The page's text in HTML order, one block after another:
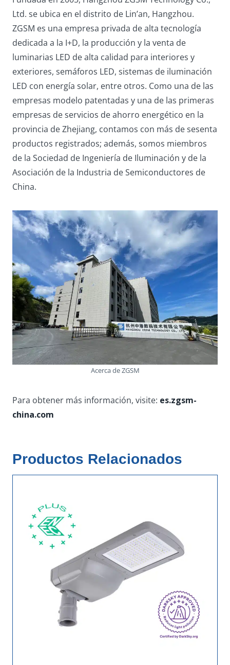
Ltd. se ubica en el distrito de Lin’an, Hangzhou.
ZGSM es una empresa privada de alta tecnología
dedicada a la I+D, la producción y la venta de
luminarias LED de alta calidad para interiores y
exteriores, semáforos LED, sistemas de iluminación
LED con energía solar, entre otros. Como una de las
empresas modelo patentadas y una de las primeras
empresas de servicios de ahorro energético en la
provincia de Zhejiang, contamos con más de sesenta
productos registrados; además, somos miembros
de la Sociedad de Ingeniería de Iluminación y de la
Asociación de la Industria de Semiconductores de
China.
Acerca de ZGSM
Para obtener más información, visite: es.zgsm-
china.com
Productos Relacionados